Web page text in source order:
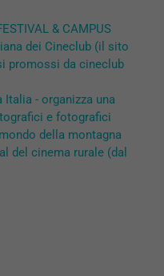
& CAMPUS
dei Cineclub (il sito
promossi da cineclub
- organizza una
e fotografici
della montagna
del cinema rurale (dal